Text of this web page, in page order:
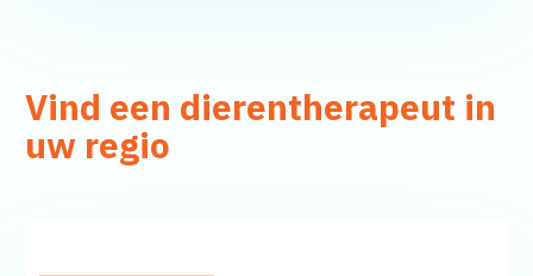
Vind een dierentherapeut in
uw regio